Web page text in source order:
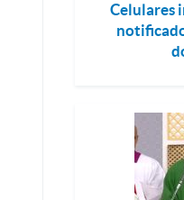
Celulares